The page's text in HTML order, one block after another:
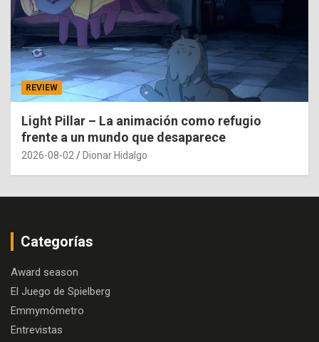
REVIEW
Light Pillar – La animación como refugio
frente a un mundo que desaparece
2026-08-02 Dionar Hidalgo
Categorías
Award season
El Juego de Spielberg
Emmymómetro
Entrevistas